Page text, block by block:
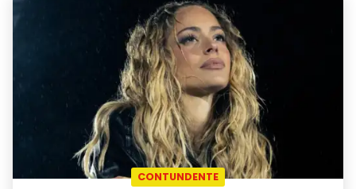
CONTUNDENTE